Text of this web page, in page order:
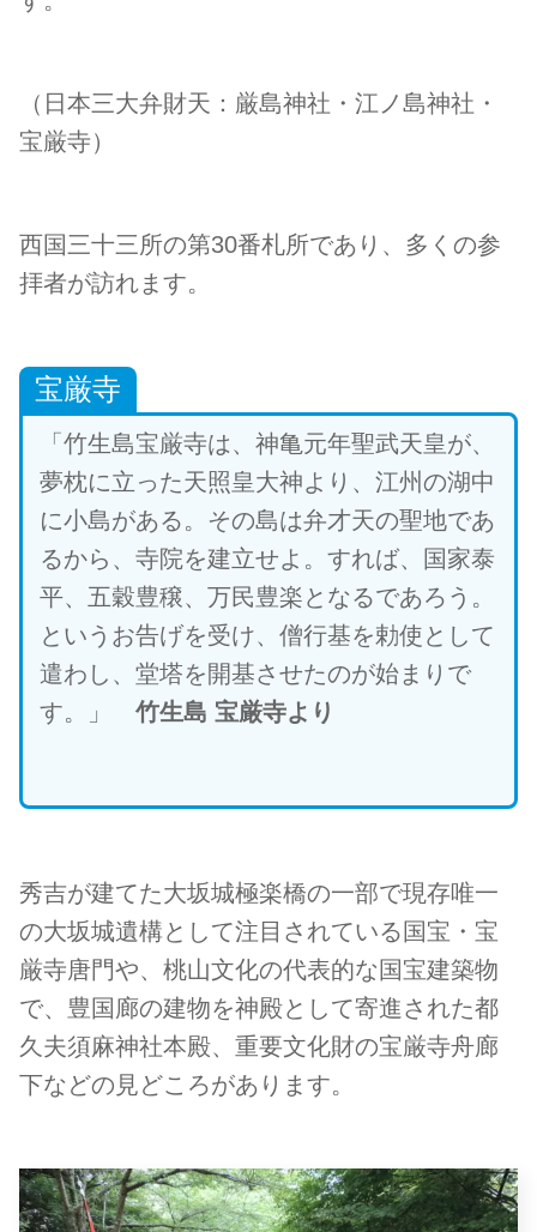
（日本三大弁財天：厳島神社・江ノ島神社・
宝厳寺）
西国三十三所の第30番札所であり、多くの参
拝者が訪れます。
宝厳寺
「竹生島宝厳寺は、神亀元年聖武天皇が、
夢枕に立った天照皇大神より、江州の湖中
に小島がある。その島は弁才天の聖地であ
るから、寺院を建立せよ。すれば、国家泰
平、五穀豊穣、万民豊楽となるであろう。
というお告げを受け、僧行基を勅使として
遣わし、堂塔を開基させたのが始まりで
す。」竹生島 宝厳寺より
秀吉が建てた大坂城極楽橋の一部で現存唯一
の大坂城遺構として注目されている国宝・宝
厳寺唐門や、桃山文化の代表的な国宝建築物
で、豊国廊の建物を神殿として寄進された都
久夫須麻神社本殿、重要文化財の宝厳寺舟廊
下などの見どころがあります。